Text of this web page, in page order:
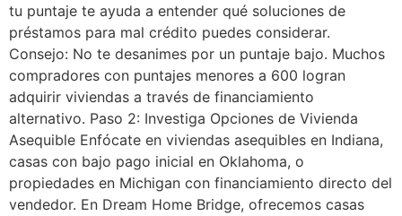
tu puntaje te ayuda a entender qué soluciones de
préstamos para mal crédito puedes considerar.
Consejo: No te desanimes por un puntaje bajo. Muchos
compradores con puntajes menores a 600 logran
adquirir viviendas a través de financiamiento
alternativo. Paso 2: Investiga Opciones de Vivienda
Asequible Enfócate en viviendas asequibles en Indiana,
casas con bajo pago inicial en Oklahoma, o
propiedades en Michigan con financiamiento directo del
vendedor. En Dream Home Bridge, ofrecemos casas